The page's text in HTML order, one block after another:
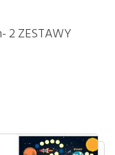
2 ZESTAWY